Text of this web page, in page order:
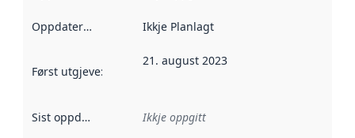
Oppdateringsfrekvens :
Ikkje Planlagt
Først utgjeve: Denne datoen seier når dataa i dette
21. august 2023
Sist oppdatert Ikkje oppgitt